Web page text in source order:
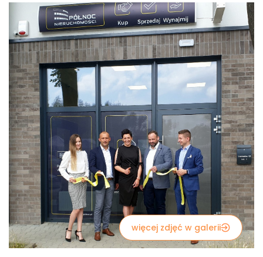
więcej zdjęć w galerii